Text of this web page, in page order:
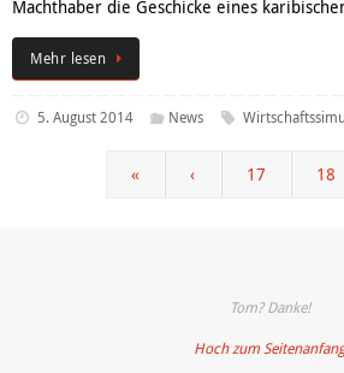
Machthaber die Geschicke eines
Mehr lesen
5. August 2014 News
« ‹ 17 18
Tom? Danke!
Hoch zum Seitenanfang